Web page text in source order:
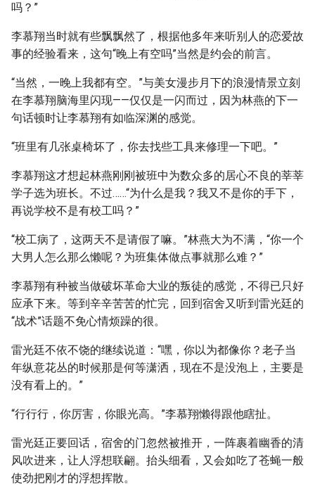
吗？”
李慕翔当时就有些飘飘然了，根据他多年来听别人的恋爱故
事的经验看来，这句“晚上有空吗”当然是约会的前言。
“当然，一晚上我都有空。”与美女漫步月下的浪漫情景立刻
在李慕翔脑海里闪现——仅仅是一闪而过，因为林燕的下一
句话顿时让李慕翔有如临深渊的感觉。
“班里有几张桌椅坏了，你去找些工具来修理一下吧。”
李慕翔这才想起林燕刚刚被班中为数众多的居心不良的莘莘
学子选为班长。不过……“为什么是我？我又不是你的手下，
再说学校不是有校工吗？”
“校工病了，这两天不是请假了嘛。”林燕大为不满，“你一个
大男人怎么那么懒呢？为班集体做点事就那么难？”
李慕翔有种被当做破坏革命大业的叛徒的感觉，不得已只好
应承下来。等到辛辛苦苦的忙完，回到宿舍又听到雷光廷的
“战术”话题不免心情烦躁的很。
雷光廷不依不饶的继续说道：“嘿，你以为都像你？老子当
年纵意花丛的时候那是何等潇洒，现在不是没泡上，主要是
没有看上的。”
“行行行，你厉害，你眼光高。”李慕翔懒得跟他瞎扯。
雷光廷正要回话，宿舍的门忽然被推开，一阵裹着幽香的清
风吹进来，让人浮想联翩。抬头细看，又会如吃了苍蝇一般
使劲把刚才的浮想挥散。